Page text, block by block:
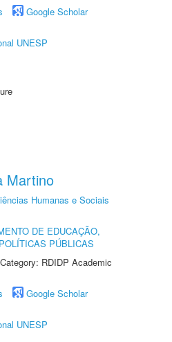
Google Scholar
UNESP
Martino
Humanas e Sociais
DE EDUCAÇÃO,
PÚBLICAS
RDIDP Academic
Google Scholar
UNESP